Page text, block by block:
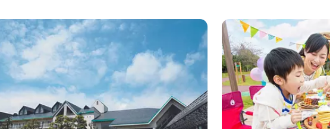
アフリー対応のユニバーサルルームあり●